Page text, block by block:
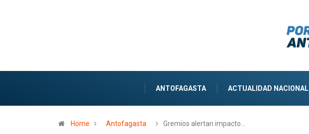
ANTOFAGASTA ACTUALIDAD NACIONAL
Home Antofagasta Gremios alertan impacto…